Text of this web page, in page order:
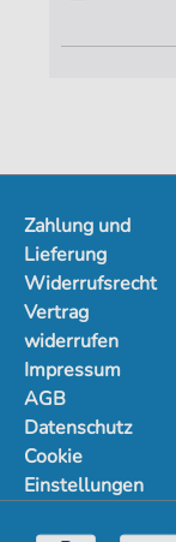
Zahlung und
Lieferung
Widerrufsrecht
Vertrag
widerrufen
Impressum
AGB
Datenschutz
Cookie
Einstellungen